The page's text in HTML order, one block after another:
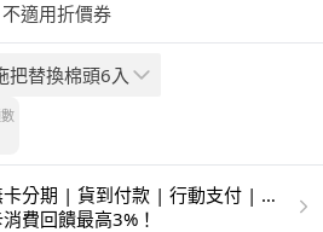
適用折價券
把替換棉頭6入
數
分期 | 貨到付款 | 行動支付 | 超
| 銀聯卡
費回饋最高3%！